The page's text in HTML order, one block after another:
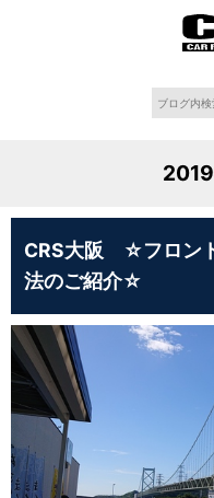
CRS大阪 ☆フロン
法のご紹介☆